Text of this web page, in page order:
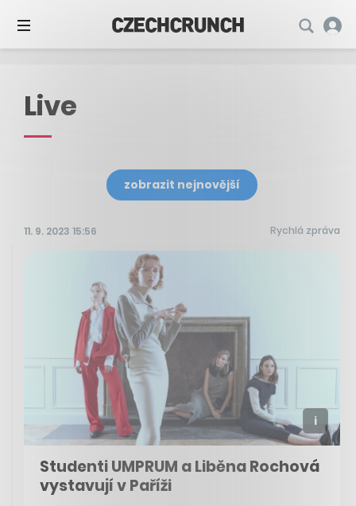
Live
zobrazit nejnovější
11. 9. 2023 15:56 Rychlá zpráva
Studenti UMPRUM a Liběna Rochová
vystavují v Paříži